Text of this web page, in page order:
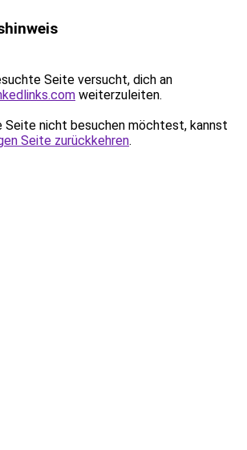
Seite versucht, dich an
weiterzuleiten.
Seite nicht besuchen möchtest, kannst
Seite zurückkehren.